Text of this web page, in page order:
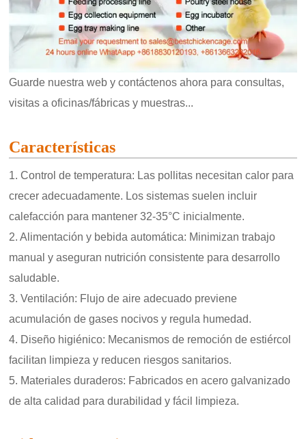
Guarde nuestra web y contáctenos ahora para consultas,
visitas a oficinas/fábricas y muestras...
Características
1. Control de temperatura: Las pollitas necesitan calor para
crecer adecuadamente. Los sistemas suelen incluir
calefacción para mantener 32-35°C inicialmente.
2. Alimentación y bebida automática: Minimizan trabajo
manual y aseguran nutrición consistente para desarrollo
saludable.
3. Ventilación: Flujo de aire adecuado previene
acumulación de gases nocivos y regula humedad.
4. Diseño higiénico: Mecanismos de remoción de estiércol
facilitan limpieza y reducen riesgos sanitarios.
5. Materiales duraderos: Fabricados en acero galvanizado
de alta calidad para durabilidad y fácil limpieza.